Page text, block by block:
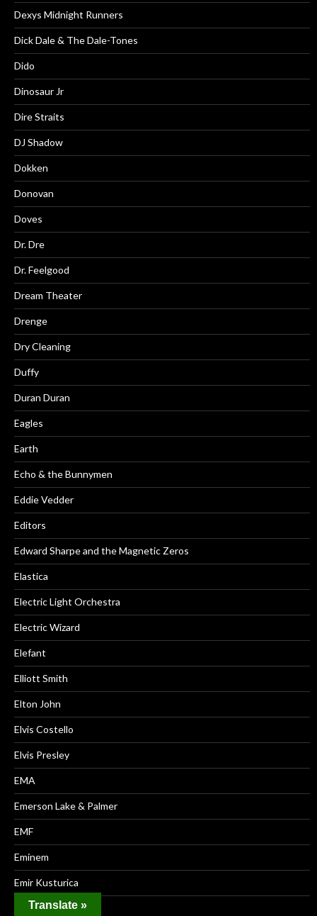
Dexys Midnight Runners
Dick Dale & The Dale-Tones
Dido
Dinosaur Jr
Dire Straits
DJ Shadow
Dokken
Donovan
Doves
Dr. Dre
Dr. Feelgood
Dream Theater
Drenge
Dry Cleaning
Duffy
Duran Duran
Eagles
Earth
Echo & the Bunnymen
Eddie Vedder
Editors
Edward Sharpe and the Magnetic Zeros
Elastica
Electric Light Orchestra
Electric Wizard
Elefant
Elliott Smith
Elton John
Elvis Costello
Elvis Presley
EMA
Emerson Lake & Palmer
EMF
Eminem
Emir Kusturica
Emma Pollock
Translate »